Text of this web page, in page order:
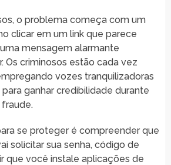
o problema começa com um
clicar em um link que parece
mensagem alarmante
Os criminosos estão cada vez
vozes tranquilizadoras
ganhar credibilidade durante
se proteger é compreender que
solicitar sua senha, código de
que você instale aplicações de